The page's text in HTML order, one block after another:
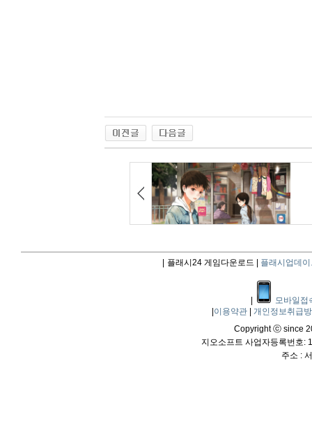
플래시24 게임다운로드 | 플래시업데이
모바일접
이용약관
개인정보취급
Copyright ⓒ since
지오소프트 사업자등록번호:
주소 :